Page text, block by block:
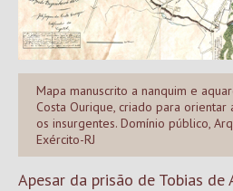
Mapa manuscrito a nanquim e
Costa Ourique, criado para
os insurgentes. Domínio público,
Exército-RJ
Apesar da prisão de Tobias de